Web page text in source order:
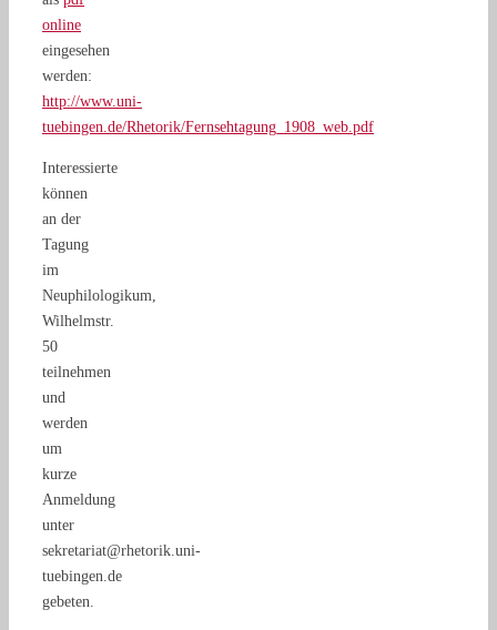
online
eingesehen
werden:
http://www.uni-
tuebingen.de/Rhetorik/Fernsehtagung_1908_web.pdf
Interessierte
können
an der
Tagung
im
Neuphilologikum,
Wilhelmstr.
50
teilnehmen
und
werden
um
kurze
Anmeldung
unter
sekretariat@rhetorik.uni-
tuebingen.de
gebeten.